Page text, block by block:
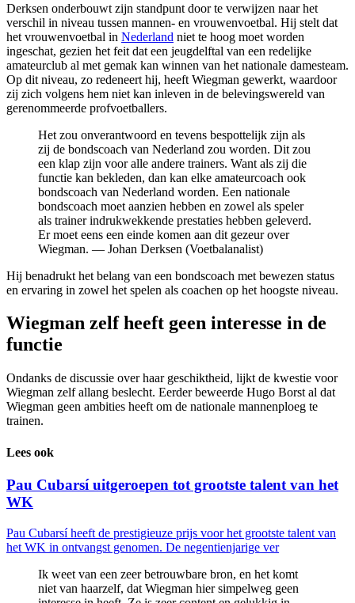
Derksen onderbouwt zijn standpunt door te verwijzen naar het
verschil in niveau tussen mannen- en vrouwenvoetbal. Hij stelt dat
het vrouwenvoetbal in Nederland niet te hoog moet worden
ingeschat, gezien het feit dat een jeugdelftal van een redelijke
amateurclub al met gemak kan winnen van het nationale damesteam.
Op dit niveau, zo redeneert hij, heeft Wiegman gewerkt, waardoor
zij zich volgens hem niet kan inleven in de belevingswereld van
gerenommeerde profvoetballers.
Het zou onverantwoord en tevens bespottelijk zijn als
zij de bondscoach van Nederland zou worden. Dit zou
een klap zijn voor alle andere trainers. Want als zij die
functie kan bekleden, dan kan elke amateurcoach ook
bondscoach van Nederland worden. Een nationale
bondscoach moet aanzien hebben en zowel als speler
als trainer indrukwekkende prestaties hebben geleverd.
Er moet eens een einde komen aan dit gezeur over
Wiegman. — Johan Derksen (Voetbalanalist)
Hij benadrukt het belang van een bondscoach met bewezen status
en ervaring in zowel het spelen als coachen op het hoogste niveau.
Wiegman zelf heeft geen interesse in de
functie
Ondanks de discussie over haar geschiktheid, lijkt de kwestie voor
Wiegman zelf allang beslecht. Eerder beweerde Hugo Borst al dat
Wiegman geen ambities heeft om de nationale mannenploeg te
trainen.
Lees ook
Pau Cubarsí uitgeroepen tot grootste talent van het
WK
Pau Cubarsí heeft de prestigieuze prijs voor het grootste talent van
het WK in ontvangst genomen. De negentienjarige ver
Ik weet van een zeer betrouwbare bron, en het komt
niet van haarzelf, dat Wiegman hier simpelweg geen